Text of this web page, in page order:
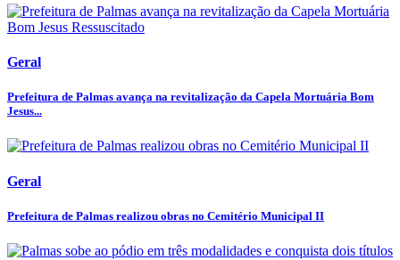
Geral
Prefeitura de Palmas avança na revitalização da Capela Mortuária Bom
Jesus...
Geral
Prefeitura de Palmas realizou obras no Cemitério Municipal II